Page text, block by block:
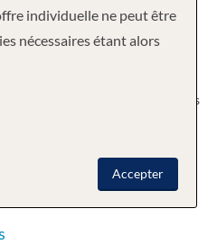
passagers, un restaurant
hall avec réception, un salon de
bars, l’accès à Internet dans le
une salle de repassage, un
avec tables, chaises et chaises
un médecin/ambulance du
principal et le pont des
individuelle ne peut être
nécessaires étant alors
Accepter